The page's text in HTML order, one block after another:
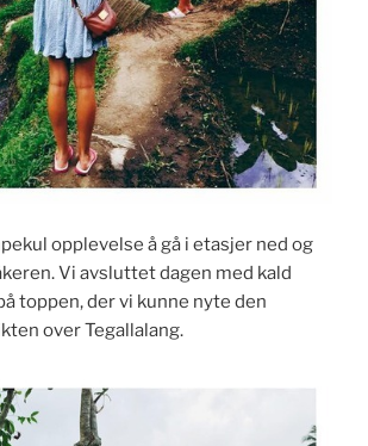
opplevelse å gå i etasjer ned og
Vi avsluttet dagen med kald
toppen, der vi kunne nyte den
over Tegallalang.